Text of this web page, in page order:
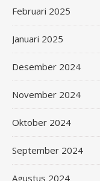
Februari 2025
Januari 2025
Desember 2024
November 2024
Oktober 2024
September 2024
Agustus 2024